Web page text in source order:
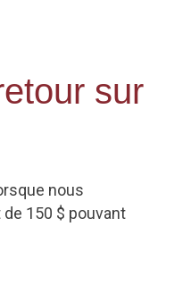
sur
nous
150 $ pouvant